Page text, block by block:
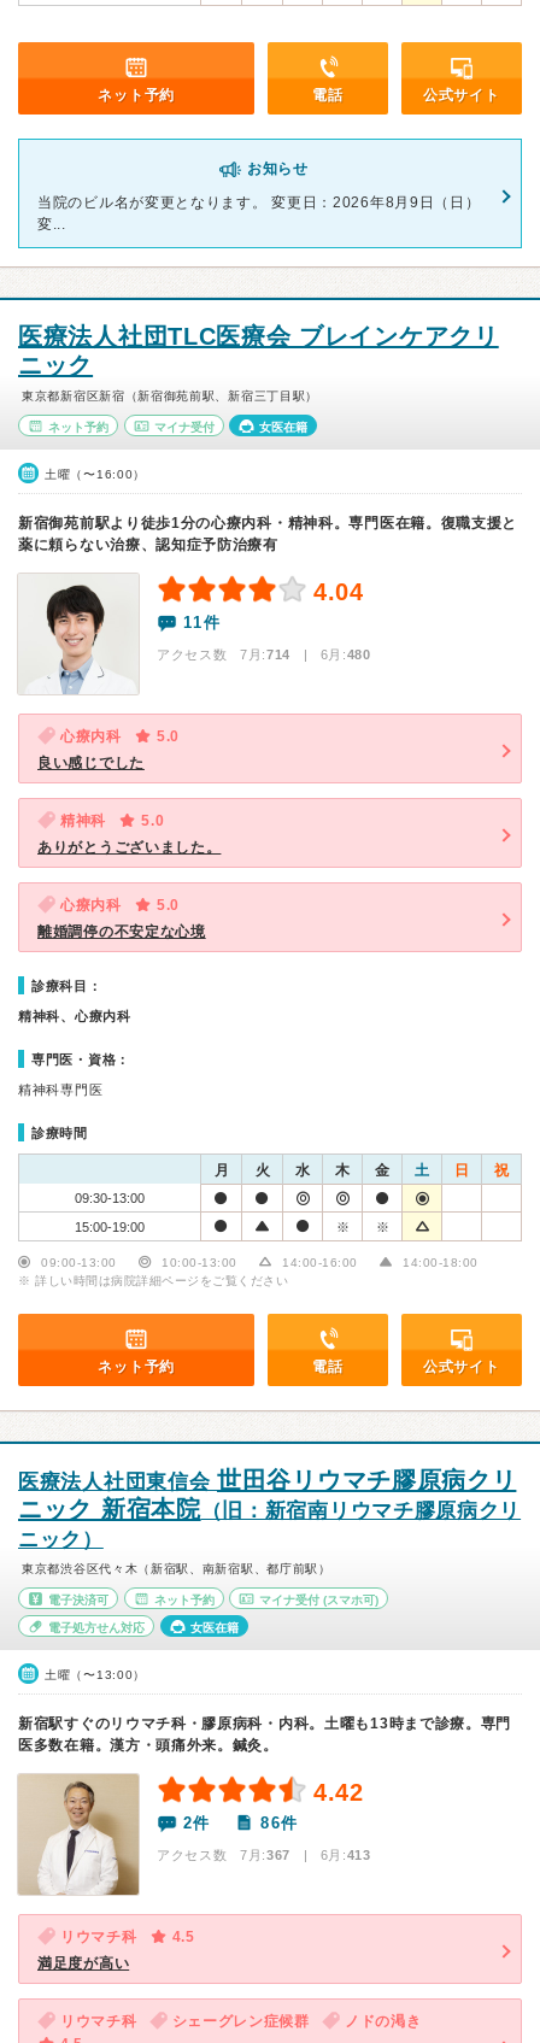
ネット予約 電話 公式サイト
お知らせ
当院のビル名が変更となります。 変更日：2026年8月9日（日）
変...
医療法人社団TLC医療会 ブレインケアクリ
ニック
東京都新宿区新宿（新宿御苑前駅、新宿三丁目駅）
ネット予約 マイナ受付 女医在籍
土曜（〜16:00）
新宿御苑前駅より徒歩1分の心療内科・精神科。専門医在籍。復職支援と
薬に頼らない治療、認知症予防治療有
4.04
11件
アクセス数 7月:714 | 6月:480
心療内科
5.0
良い感じでした
精神科
5.0
ありがとうございました。
心療内科
5.0
離婚調停の不安定な心境
診療科目：
精神科、心療内科
専門医・資格：
精神科専門医
診療時間
月 火 水 木 金 土 日 祝
09:30-13:00
15:00-19:00
※ ※
09:00-13:00 10:00-13:00 14:00-16:00
14:00-18:00
※ 詳しい時間は病院詳細ページをご覧ください
ネット予約 電話 公式サイト
医療法人社団東信会 世田谷リウマチ膠原病クリ
ニック 新宿本院（旧：新宿南リウマチ膠原病クリ
ニック）
東京都渋谷区代々木（新宿駅、南新宿駅、都庁前駅）
電子決済可 ネット予約 マイナ受付 (スマホ可)
電子処方せん対応 女医在籍
土曜（〜13:00）
新宿駅すぐのリウマチ科・膠原病科・内科。土曜も13時まで診療。専門
医多数在籍。漢方・頭痛外来。鍼灸。
4.42
2件 86件
アクセス数 7月:367 | 6月:413
リウマチ科
4.5
満足度が高い
リウマチ科 シェーグレン症候群
ノドの渇き